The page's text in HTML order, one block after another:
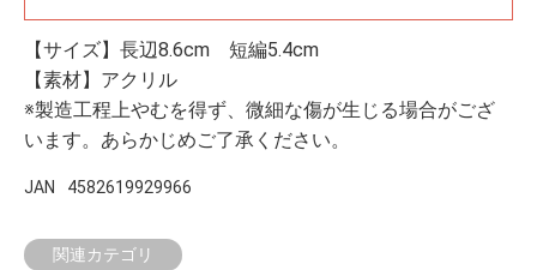
【サイズ】長辺8.6cm 短編5.4cm
【素材】アクリル
※製造工程上やむを得ず、微細な傷が生じる場合がござ
います。あらかじめご了承ください。
JAN 4582619929966
関連カテゴリ